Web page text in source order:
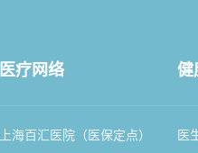
医疗网络
上海百汇医院（医保定点）
健
医